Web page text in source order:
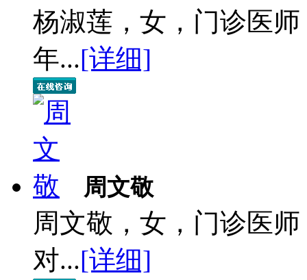
杨淑莲，女，门诊医
年...[详细]
周文敬
周文敬，女，门诊医
对...[详细]